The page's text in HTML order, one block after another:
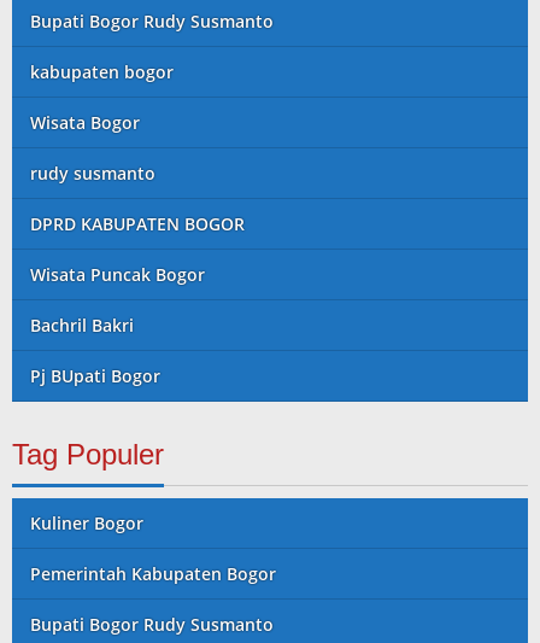
Bupati Bogor Rudy Susmanto
kabupaten bogor
Wisata Bogor
rudy susmanto
DPRD KABUPATEN BOGOR
Wisata Puncak Bogor
Bachril Bakri
Pj BUpati Bogor
Tag Populer
Kuliner Bogor
Pemerintah Kabupaten Bogor
Bupati Bogor Rudy Susmanto